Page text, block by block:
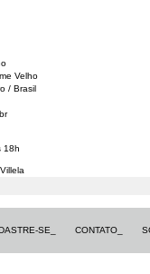
Velho
/ Brasil
18h
SE_ CONTATO_